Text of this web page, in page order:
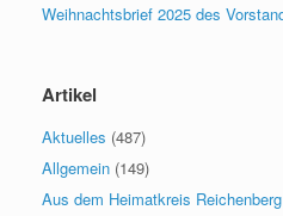
Weihnachtsbrief 2025 des
Artikel
Aktuelles (487)
Allgemein (149)
Aus dem Heimatkreis Reichenberg